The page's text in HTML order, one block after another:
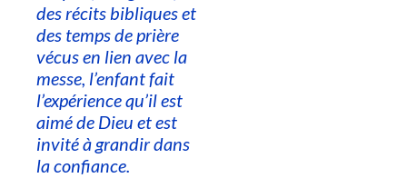
des récits bibliques et
des temps de prière
vécus en lien avec la
messe, l’enfant fait
l’expérience qu’il est
aimé de Dieu et est
invité à grandir dans
la confiance.